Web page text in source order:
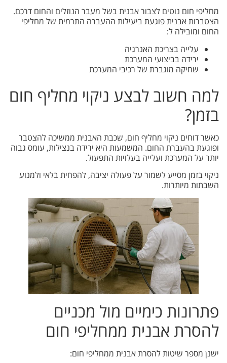
מחליפי חום נוטים לצבור אבנית בשל מעבר הנוזלים והחום דרכם.
הצטברות אבנית פוגעת ביעילות ההעברה התרמית של מחליפי
החום ומובילה ל:
עלייה בצריכת האנרגיה
ירידה בביצועי המערכת
שחיקה מוגברת של רכיבי המערכת
למה חשוב לבצע ניקוי מחליף חום
בזמן?
כאשר דוחים ניקוי מחליף חום, שכבת האבנית ממשיכה להצטבר
ופוגעת בהעברת החום. המשמעות היא ירידה בנצילות, עומס גבוה
יותר על המערכת ועלייה בעלויות התפעול.
ניקוי בזמן מסייע לשמור על פעולה יציבה, להפחית בלאי ולמנוע
השבתות מיותרות.
פתרונות כימיים מול מכניים
להסרת אבנית ממחליפי חום
ישנן מספר שיטות להסרת אבנית ממחליפי חום: